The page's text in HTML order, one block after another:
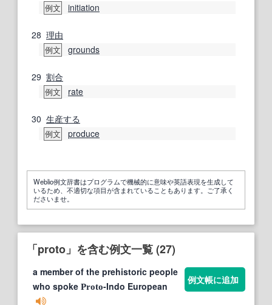
例文 initiation
28 理由
例文 grounds
29 割合
例文 rate
30 生産する
例文 produce
Weblio例文辞書はプログラムで機械的に意味や英語表現を生成して
いるため、不適切な項目が含まれていることもあります。ご了承く
ださいませ。
「proto」を含む例文一覧 (27)
a member of the prehistoric people
who spoke Proto-Indo European
例文帳に追加